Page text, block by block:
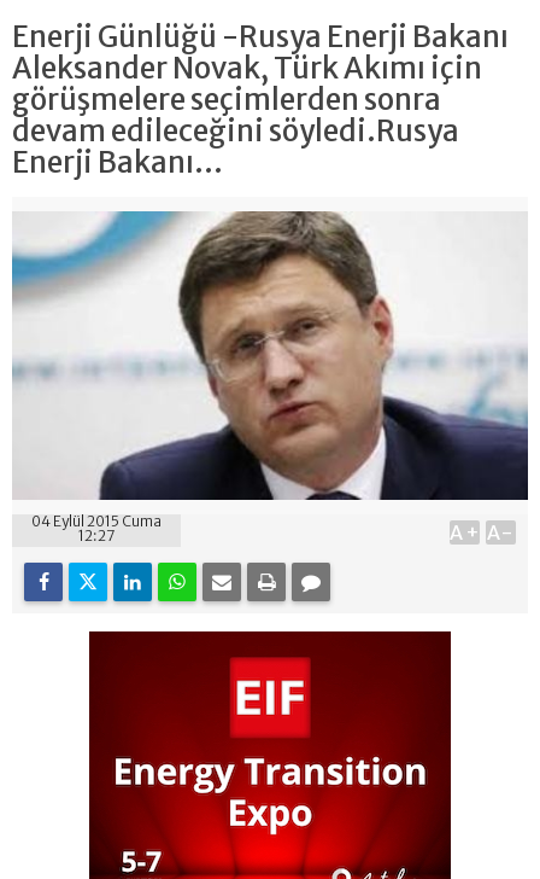
Enerji Günlüğü -Rusya Enerji Bakanı
Aleksander Novak, Türk Akımı için
görüşmelere seçimlerden sonra
devam edileceğini söyledi.Rusya
Enerji Bakanı...
04 Eylül 2015 Cuma
12:27
A+ A-